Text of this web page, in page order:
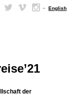
– English
der